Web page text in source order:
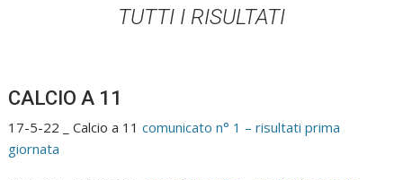
TUTTI I RISULTATI
CALCIO A 11
17-5-22 _ Calcio a 11comunicato n° 1 – risultati prima
giornata